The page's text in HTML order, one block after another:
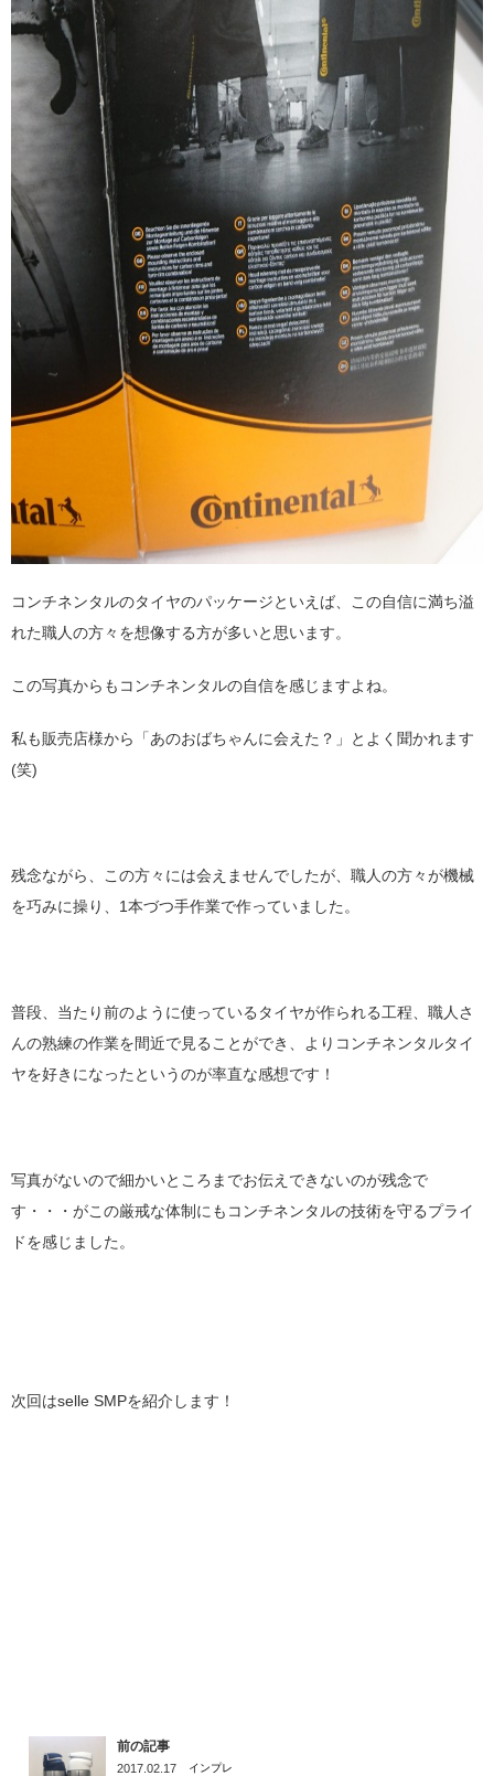
コンチネンタルのタイヤのパッケージといえば、この自信に満ち溢
れた職人の方々を想像する方が多いと思います。
この写真からもコンチネンタルの自信を感じますよね。
私も販売店様から「あのおばちゃんに会えた？」とよく聞かれます
(笑)
残念ながら、この方々には会えませんでしたが、職人の方々が機械
を巧みに操り、1本づつ手作業で作っていました。
普段、当たり前のように使っているタイヤが作られる工程、職人さ
んの熟練の作業を間近で見ることができ、よりコンチネンタルタイ
ヤを好きになったというのが率直な感想です！
写真がないので細かいところまでお伝えできないのが残念で
す・・・がこの厳戒な体制にもコンチネンタルの技術を守るプライ
ドを感じました。
次回はselle SMPを紹介します！
前の記事
2017.02.17 インプレ